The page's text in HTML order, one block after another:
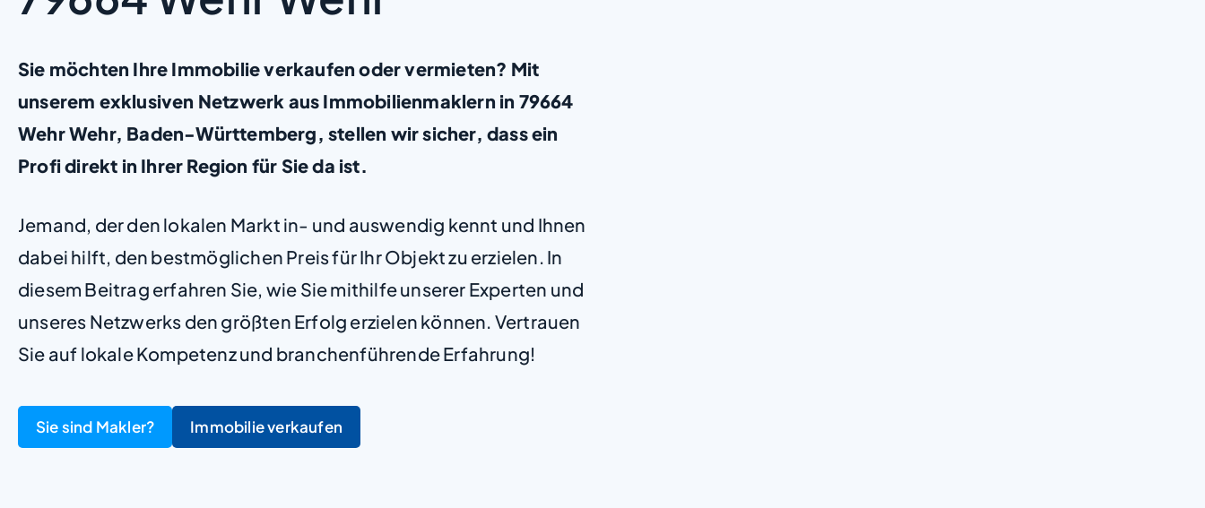
Sie möchten Ihre Immobilie verkaufen oder vermieten? Mit
unserem exklusiven Netzwerk aus Immobilienmaklern in 79664
Wehr Wehr, Baden-Württemberg, stellen wir sicher, dass ein
Profi direkt in Ihrer Region für Sie da ist.
Jemand, der den lokalen Markt in- und auswendig kennt und Ihnen
dabei hilft, den bestmöglichen Preis für Ihr Objekt zu erzielen. In
diesem Beitrag erfahren Sie, wie Sie mithilfe unserer Experten und
unseres Netzwerks den größten Erfolg erzielen können. Vertrauen
Sie auf lokale Kompetenz und branchenführende Erfahrung!
Sie sind Makler? Immobilie verkaufen